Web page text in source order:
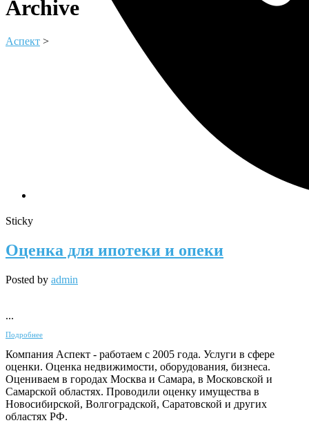
Archive
Аспект >
Sticky
Оценка для ипотеки и опеки
Posted by admin
...
Подробнее
Компания Аспект - работаем с 2005 года. Услуги в сфере
оценки. Оценка недвижимости, оборудования, бизнеса.
Оцениваем в городах Москва и Самара, в Московской и
Самарской областях. Проводили оценку имущества в
Новосибирской, Волгоградской, Саратовской и других
областях РФ.